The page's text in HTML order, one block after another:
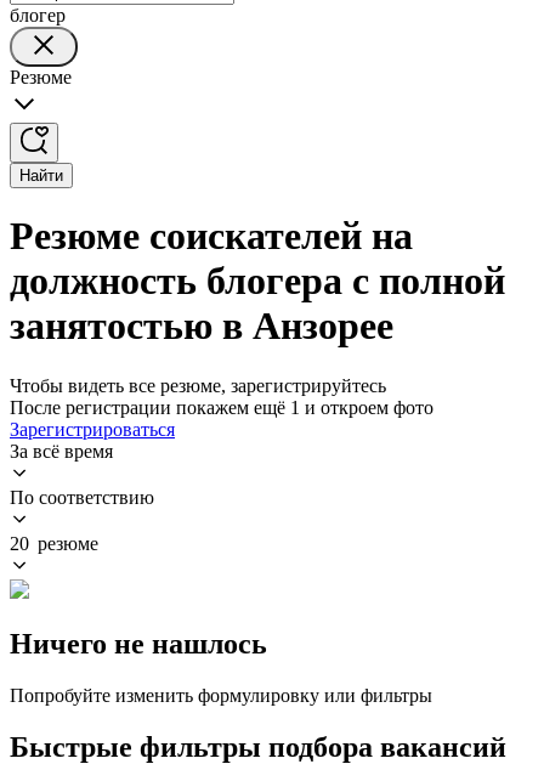
блогер
Резюме
Найти
Резюме соискателей на
должность блогера с полной
занятостью в Анзорее
Чтобы видеть все резюме, зарегистрируйтесь
После регистрации покажем ещё 1 и откроем фото
Зарегистрироваться
За всё время
По соответствию
20 резюме
Ничего не нашлось
Попробуйте изменить формулировку или фильтры
Быстрые фильтры подбора вакансий